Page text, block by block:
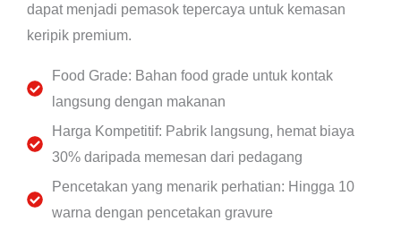
dapat menjadi pemasok tepercaya untuk kemasan
keripik premium.
Food Grade: Bahan food grade untuk kontak
langsung dengan makanan
Harga Kompetitif: Pabrik langsung, hemat biaya
30% daripada memesan dari pedagang
Pencetakan yang menarik perhatian: Hingga 10
warna dengan pencetakan gravure